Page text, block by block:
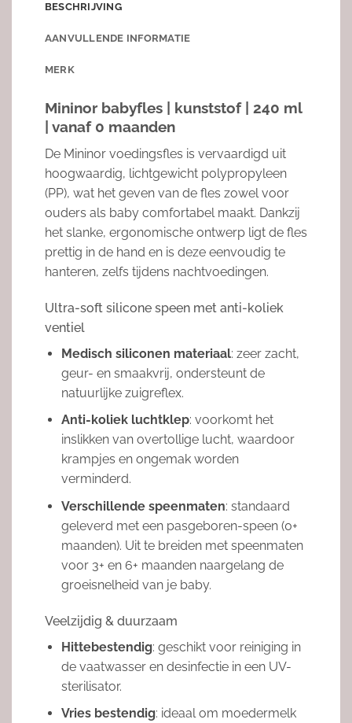
BESCHRIJVING
AANVULLENDE INFORMATIE
MERK
Mininor babyfles | kunststof | 240 ml
| vanaf 0 maanden
De Mininor voedingsfles is vervaardigd uit
hoogwaardig, lichtgewicht polypropyleen
(PP), wat het geven van de fles zowel voor
ouders als baby comfortabel maakt. Dankzij
het slanke, ergonomische ontwerp ligt de fles
prettig in de hand en is deze eenvoudig te
hanteren, zelfs tijdens nachtvoedingen.
Ultra-soft silicone speen met anti-koliek
ventiel
Medisch siliconen materiaal: zeer zacht,
geur- en smaakvrij, ondersteunt de
natuurlijke zuigreflex.
Anti-koliek luchtklep: voorkomt het
inslikken van overtollige lucht, waardoor
krampjes en ongemak worden
verminderd.
Verschillende speenmaten: standaard
geleverd met een pasgeboren-speen (0+
maanden). Uit te breiden met speenmaten
voor 3+ en 6+ maanden naargelang de
groeisnelheid van je baby.
Veelzijdig & duurzaam
Hittebestendig: geschikt voor reiniging in
de vaatwasser en desinfectie in een UV-
sterilisator.
Vries bestendig: ideaal om moedermelk